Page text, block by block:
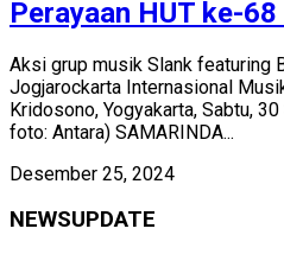
Perayaan HUT ke-
Aksi grup musik Slank featuring
Jogjarockarta Internasional
Kridosono, Yogyakarta, Sabtu,
foto: Antara) SAMARINDA...
Desember 25, 2024
NEWSUPDATE